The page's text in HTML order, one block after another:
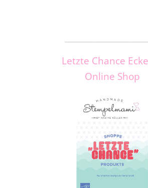
Letzte Chance
Online Shop